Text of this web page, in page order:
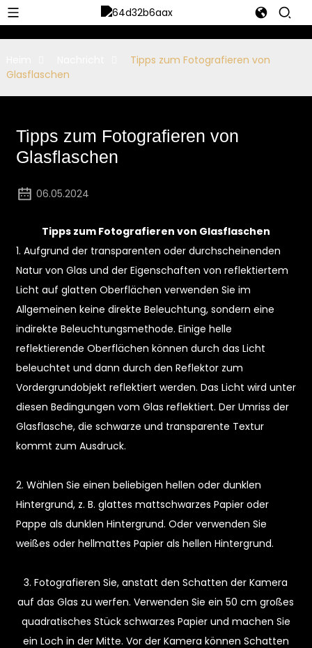
Tipps zum Fotografieren von
Glasflaschen
Tipps zum Fotografieren von
Glasflaschen
06.05.2024
Tipps zum Fotografieren von Glasflaschen
1. Aufgrund der transparenten oder durchscheinenden
Natur von Glas und der Eigenschaften von reflektiertem
Licht auf glatten Oberflächen verwenden Sie im
Allgemeinen keine direkte Beleuchtung, sondern eine
indirekte Beleuchtungsmethode. Einige helle
reflektierende Oberflächen können durch das Licht
beleuchtet und dann durch den Reflektor zum
Vordergrundobjekt reflektiert werden. Das Licht wird unter
diesen Bedingungen vom Glas reflektiert. Der Umriss der
Glasflasche, die schwarze und transparente Textur
kommt zum Ausdruck.
2. Wählen Sie einen beliebigen hellen oder dunklen
Hintergrund, z. B. glattes mattschwarzes Papier oder
Pappe als dunklen Hintergrund. Oder verwenden Sie
weißes oder hellmattes Papier als hellen Hintergrund.
3. Fotografieren Sie, anstatt den Schatten der Kamera
auf das Glas zu werfen. Verwenden Sie ein 50 cm großes
quadratisches Stück schwarzes Papier und machen Sie
ein Loch in der Mitte. Vor der Kamera können Schatten